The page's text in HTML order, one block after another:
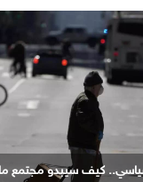
كيف سيبدو مجتمع ما